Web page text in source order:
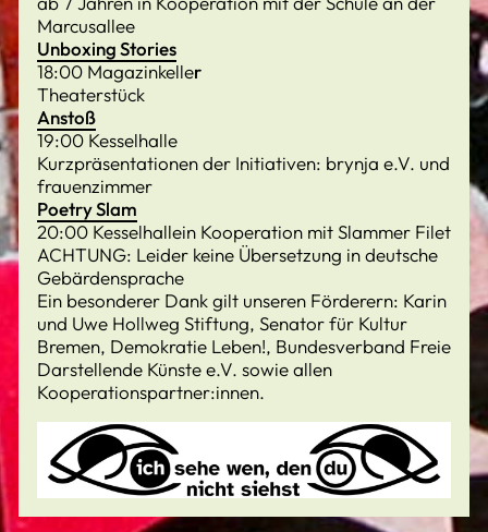
Marcusallee
Unboxing Stories
18:00 Magazinkeller
Theaterstück
Anstoß
19:00 Kesselhalle
Kurzpräsentationen der Initiativen: brynja e.V. und
frauenzimmer
Poetry Slam
20:00 Kesselhallein Kooperation mit Slammer Filet
ACHTUNG: Leider keine Übersetzung in deutsche
Gebärdensprache
Ein besonderer Dank gilt unseren Förderern: Karin
und Uwe Hollweg Stiftung, Senator für Kultur
Bremen, Demokratie Leben!, Bundesverband Freie
Darstellende Künste e.V. sowie allen
Kooperationspartner:innen.